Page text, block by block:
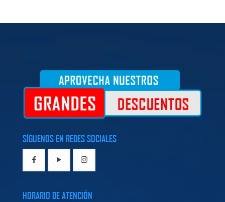
SÍGUENOS EN REDES SOCIALES
HORARIO DE ATENCIÓN